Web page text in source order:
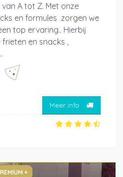
A tot Z. Met onze
en formules zorgen we
top ervaring.. Hierbij
frieten en snacks ,
Meer info
+